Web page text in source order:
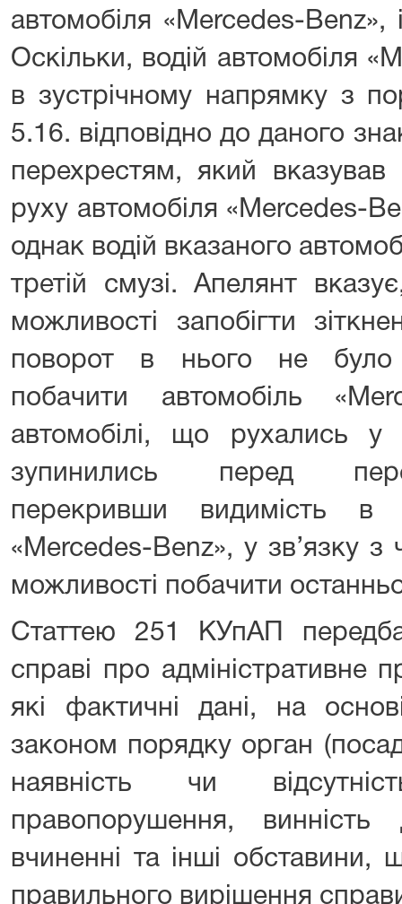
автомобіля «Mercedes-
Оскільки, водій автомобіля
в зустрічному напрямку з
5.16. відповідно до даного
перехрестям, який
руху автомобіля «Mercedes-
однак водій вказаного
третій смузі. Апелянт
можливості запобігти
поворот в нього не було
побачити автомобіль
автомобілі, що рухались у
зупинились перед
перекривши видимість в
«Mercedes-Benz», у зв’язку
можливості побачити
Статтею 251 КУпАП
справі про адміністративне
які фактичні дані, на
законом порядку орган
наявність чи
правопорушення,
вчиненні та інші
правильного вирішення